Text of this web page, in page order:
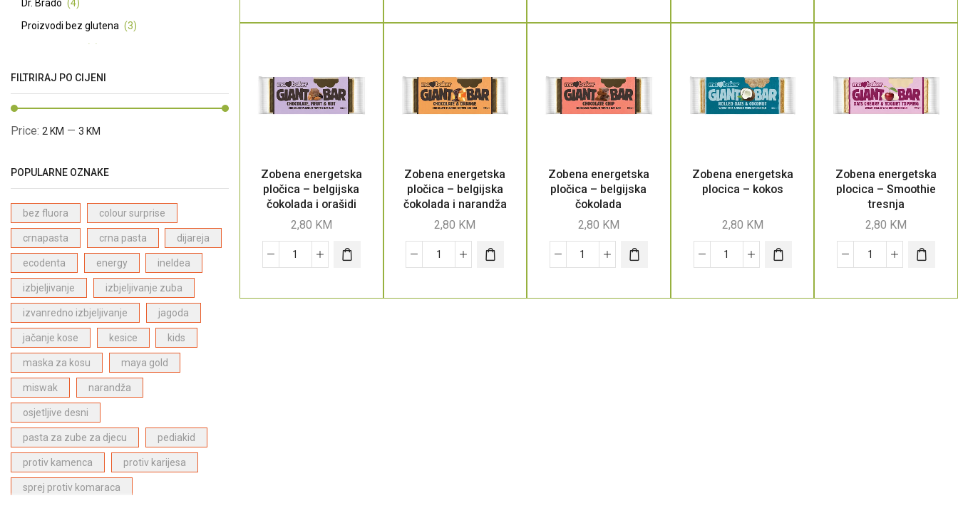
Zobena energetska
pločica – belgijska
čokolada i orašidi
2,80 KM
Zobena energetska
pločica – belgijska
čokolada i narandža
2,80 KM
Zobena energetska
pločica – belgijska
čokolada
2,80 KM
Zobena energetska
plocica – kokos
2,80 KM
Zobena energetska
plocica – Smoothie
tresnja
2,80 KM
Dr. Brado (4)
Proizvodi bez glutena (3)
(7)
Basmati riža dugo zrno - Pansari
Začini (5)
(12)
Prirodna kozmetika
Bergasol proizvodi za zaštitu od sunca
Proizvodi za njegu lica (1)
ECODENTA proizvodi za dentalnu njegu (28)
Dabur Paste za zube (6)
Proizvodi za njegu kose
(27)
Proizvodi za djecu (1)
Najpopularniji proizvodi (27)
FILTRIRAJ PO CIJENI
Price: 2 KM — 3 KM
POPULARNE OZNAKE
bez fluora colour surprise
crnapasta crna pasta dijareja
ecodenta energy ineldea
izbjeljivanje izbjeljivanje zuba
izvanredno izbjeljivanje jagoda
jačanje kose kesice kids
maska za kosu maya gold
miswak narandža
osjetljive desni
pasta za zube za djecu pediakid
protiv kamenca protiv karijesa
sprej protiv komaraca